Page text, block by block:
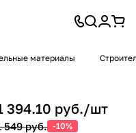
материалы
394.10 руб./шт
549 руб. -10%